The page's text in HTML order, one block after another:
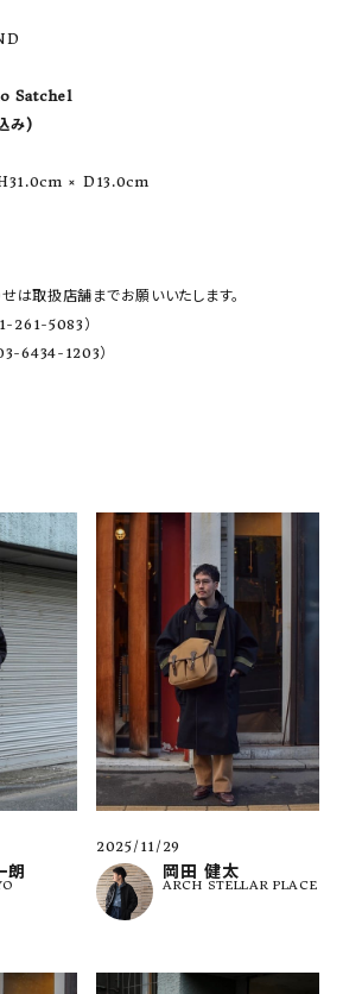
Satchel
み)
× D13.0cm
は取扱店舗までお願いいたします。
261-5083）
6434-1203）
朗
2025/11/29
岡田 健太
ARCH STELLAR PLACE